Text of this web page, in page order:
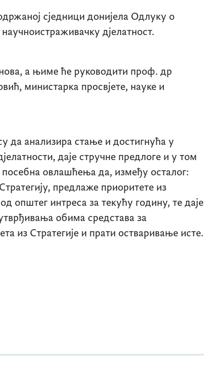
сједници донијела Одлуку о
д‌јелатност.
а њиме ће руководити проф. др
министарка просвјете, науке и
да анализира стање и достигнућа у
даје стручне предлоге и у том
овлашћења да, између осталог:
предлаже приоритете из
општег интреса за текућу годину, те даје
обима средстава за
из Стратегије и прати остваривање исте.